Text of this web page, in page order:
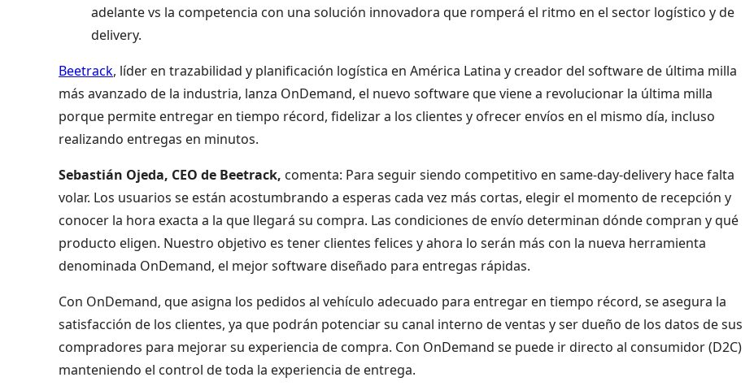
adelante vs la competencia con una solución innovadora que romperá el ritmo en el sector logístico y de
delivery.
Beetrack, líder en trazabilidad y planificación logística en América Latina y creador del software de última milla
más avanzado de la industria, lanza OnDemand, el nuevo software que viene a revolucionar la última milla
porque permite entregar en tiempo récord, fidelizar a los clientes y ofrecer envíos en el mismo día, incluso
realizando entregas en minutos.
Sebastián Ojeda, CEO de Beetrack, comenta: Para seguir siendo competitivo en same-day-delivery hace falta
volar. Los usuarios se están acostumbrando a esperas cada vez más cortas, elegir el momento de recepción y
conocer la hora exacta a la que llegará su compra. Las condiciones de envío determinan dónde compran y qué
producto eligen. Nuestro objetivo es tener clientes felices y ahora lo serán más con la nueva herramienta
denominada OnDemand, el mejor software diseñado para entregas rápidas.
Con OnDemand, que asigna los pedidos al vehículo adecuado para entregar en tiempo récord, se asegura la
satisfacción de los clientes, ya que podrán potenciar su canal interno de ventas y ser dueño de los datos de sus
compradores para mejorar su experiencia de compra. Con OnDemand se puede ir directo al consumidor (D2C)
manteniendo el control de toda la experiencia de entrega.